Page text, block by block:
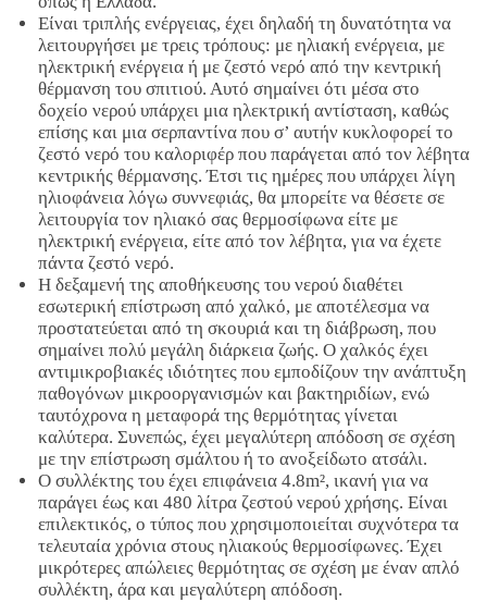
Είναι τριπλής ενέργειας, έχει δηλαδή τη δυνατότητα να
λειτουργήσει με τρεις τρόπους: με ηλιακή ενέργεια, με
ηλεκτρική ενέργεια ή με ζεστό νερό από την κεντρική
θέρμανση του σπιτιού. Αυτό σημαίνει ότι μέσα στο
δοχείο νερού υπάρχει μια ηλεκτρική αντίσταση, καθώς
επίσης και μια σερπαντίνα που σ’ αυτήν κυκλοφορεί το
ζεστό νερό του καλοριφέρ που παράγεται από τον λέβητα
κεντρικής θέρμανσης. Έτσι τις ημέρες που υπάρχει λίγη
ηλιοφάνεια λόγω συννεφιάς, θα μπορείτε να θέσετε σε
λειτουργία τον ηλιακό σας θερμοσίφωνα είτε με
ηλεκτρική ενέργεια, είτε από τον λέβητα, για να έχετε
πάντα ζεστό νερό.
Η δεξαμενή της αποθήκευσης του νερού διαθέτει
εσωτερική επίστρωση από χαλκό, με αποτέλεσμα να
προστατεύεται από τη σκουριά και τη διάβρωση, που
σημαίνει πολύ μεγάλη διάρκεια ζωής. Ο χαλκός έχει
αντιμικροβιακές ιδιότητες που εμποδίζουν την ανάπτυξη
παθογόνων μικροοργανισμών και βακτηριδίων, ενώ
ταυτόχρονα η μεταφορά της θερμότητας γίνεται
καλύτερα. Συνεπώς, έχει μεγαλύτερη απόδοση σε σχέση
με την επίστρωση σμάλτου ή το ανοξείδωτο ατσάλι.
Ο συλλέκτης του έχει επιφάνεια 4.8m², ικανή για να
παράγει έως και 480 λίτρα ζεστού νερού χρήσης. Είναι
επιλεκτικός, ο τύπος που χρησιμοποιείται συχνότερα τα
τελευταία χρόνια στους ηλιακούς θερμοσίφωνες. Έχει
μικρότερες απώλειες θερμότητας σε σχέση με έναν απλό
συλλέκτη, άρα και μεγαλύτερη απόδοση.